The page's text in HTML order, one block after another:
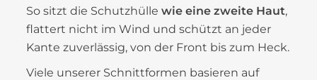
So sitzt die Schutzhülle wie eine zweite Haut,
flattert nicht im Wind und schützt an jeder
Kante zuverlässig, von der Front bis zum Heck.
Viele unserer Schnittformen basieren auf